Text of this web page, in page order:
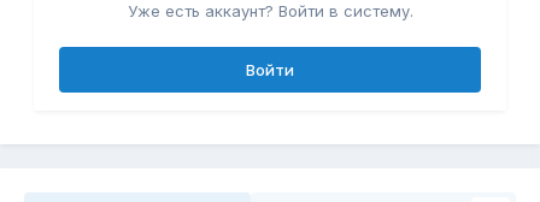
Уже есть аккаунт? Войти в систему.
Войти